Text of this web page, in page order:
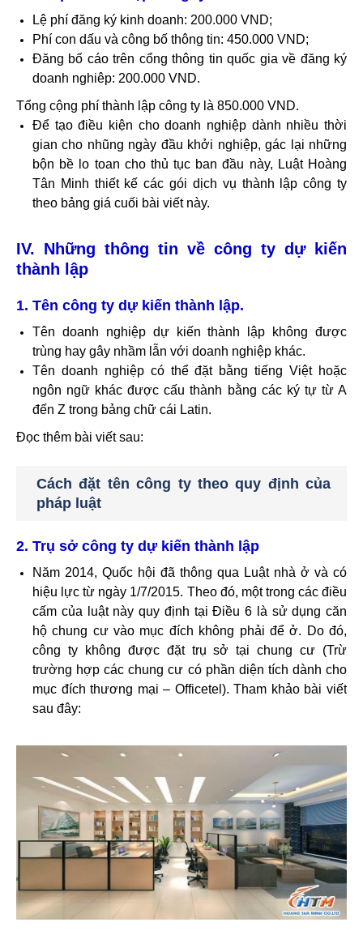
Lệ phí đăng ký kinh doanh: 200.000 VND;
Phí con dấu và công bố thông tin: 450.000 VND;
Đăng bố cáo trên cổng thông tin quốc gia về đăng ký
doanh nghiêp: 200.000 VND.
Tổng cộng phí thành lập công ty là 850.000 VND.
Để tạo điều kiện cho doanh nghiệp dành nhiều thời
gian cho nhũng ngày đầu khởi nghiệp, gác lại những
bộn bề lo toan cho thủ tục ban đầu này, Luật Hoàng
Tân Minh thiết kế các gói dịch vụ thành lập công ty
theo bảng giá cuối bài viết này.
IV. Những thông tin về công ty dự kiến
thành lập
1. Tên công ty dự kiến thành lập.
Tên doanh nghiệp dự kiến thành lập không được
trùng hay gây nhầm lẫn với doanh nghiệp khác.
Tên doanh nghiệp có thể đặt bằng tiếng Việt hoặc
ngôn ngữ khác được cấu thành bằng các ký tự từ A
đến Z trong bảng chữ cái Latin.
Đọc thêm bài viết sau:
Cách đặt tên công ty theo quy định của
pháp luật
2. Trụ sở công ty dự kiến thành lập
Năm 2014, Quốc hội đã thông qua Luật nhà ở và có
hiệu lực từ ngày 1/7/2015. Theo đó, một trong các điều
cấm của luật này quy định tại Điều 6 là sử dụng căn
hộ chung cư vào mục đích không phải để ở. Do đó,
công ty không được đặt trụ sở tại chung cư (Trừ
trường hợp các chung cư có phần diện tích dành cho
mục đích thương mại – Officetel). Tham khảo bài viết
sau đây: